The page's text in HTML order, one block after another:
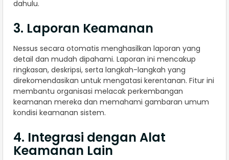
dahulu.
3. Laporan Keamanan
Nessus secara otomatis menghasilkan laporan yang
detail dan mudah dipahami. Laporan ini mencakup
ringkasan, deskripsi, serta langkah-langkah yang
direkomendasikan untuk mengatasi kerentanan. Fitur ini
membantu organisasi melacak perkembangan
keamanan mereka dan memahami gambaran umum
kondisi keamanan sistem.
4. Integrasi dengan Alat
Keamanan Lain